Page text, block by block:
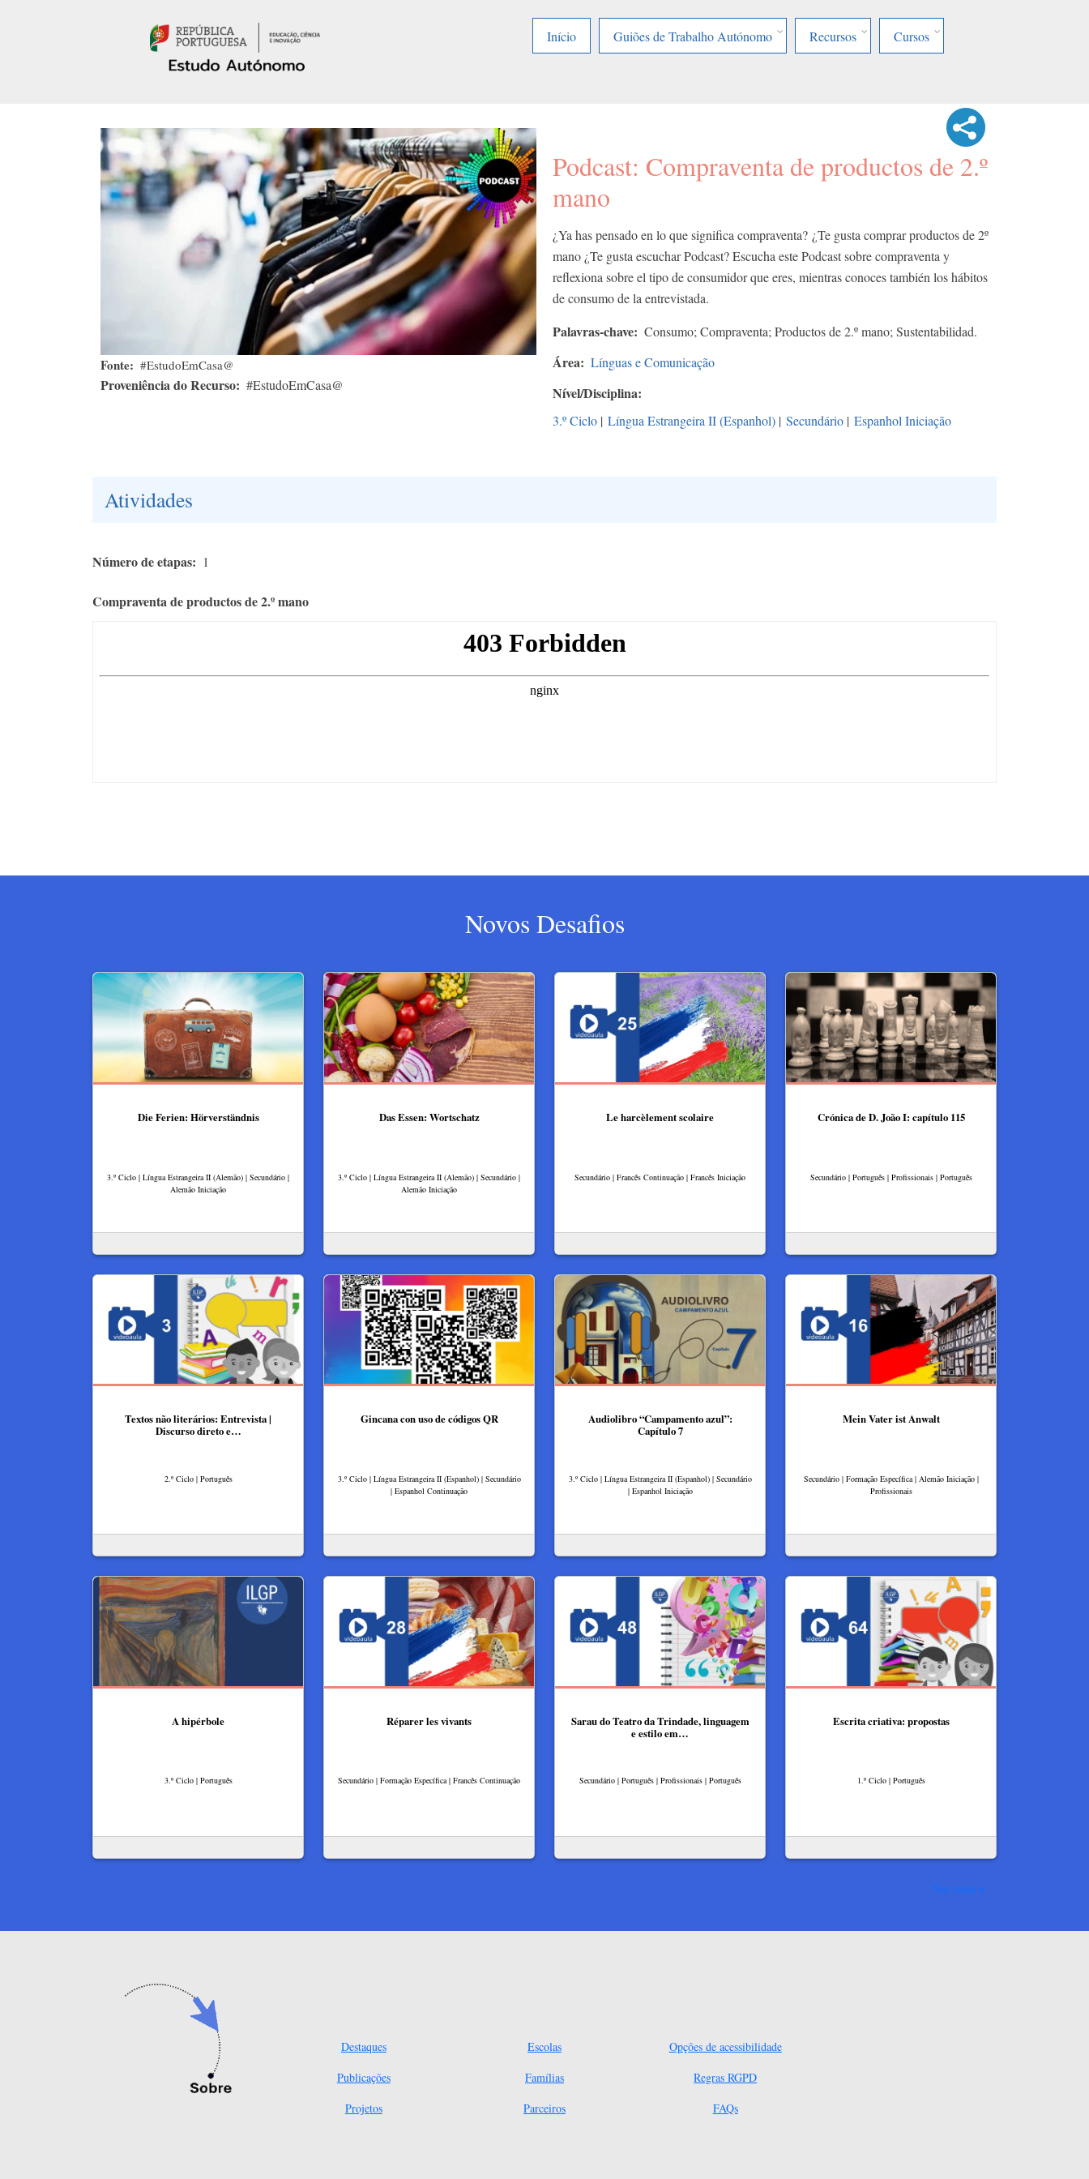
Início
Guiões de Trabalho Autónomo Recursos Cursos
Fonte #EstudoEmCasa@
Proveniência do Recurso #EstudoEmCasa@
Podcast: Compraventa de productos de 2.º
mano
¿Ya has pensado en lo que significa compraventa? ¿Te gusta comprar productos de 2º
mano ¿Te gusta escuchar Podcast? Escucha este Podcast sobre compraventa y
reflexiona sobre el tipo de consumidor que eres, mientras conoces también los hábitos
de consumo de la entrevistada.
Palavras-chave Consumo; Compraventa; Productos de 2.º mano; Sustentabilidad.
Área Línguas e Comunicação
Nível/Disciplina
3.º Ciclo | Língua Estrangeira II (Espanhol) | Secundário | Espanhol Iniciação
Atividades
Número de etapas 1
Compraventa de productos de 2.º mano
Novos Desafios
Die Ferien: Hörverständnis
3.º Ciclo | Língua Estrangeira II (Alemão) | Secundário |
Alemão Iniciação
Das Essen: Wortschatz
3.º Ciclo | Língua Estrangeira II (Alemão) | Secundário |
Alemão Iniciação
Le harcèlement scolaire
Secundário | Francês Continuação | Francês Iniciação
Crónica de D. João I: capítulo 115
Secundário | Português | Profissionais | Português
Textos não literários: Entrevista |
Discurso direto e…
2.º Ciclo | Português
Gincana con uso de códigos QR
3.º Ciclo | Língua Estrangeira II (Espanhol) | Secundário
| Espanhol Continuação
Audiolibro “Campamento azul”:
Capítulo 7
3.º Ciclo | Língua Estrangeira II (Espanhol) | Secundário
| Espanhol Iniciação
Mein Vater ist Anwalt
Secundário | Formação Específica | Alemão Iniciação |
Profissionais
A hipérbole
3.º Ciclo | Português
Réparer les vivants
Secundário | Formação Específica | Francês Continuação
Sarau do Teatro da Trindade, linguagem
e estilo em…
Secundário | Português | Profissionais | Português
Escrita criativa: propostas
1.º Ciclo | Português
Ver mais
Destaques
Publicações
Projetos
Escolas
Famílias
Parceiros
Opções de acessibilidade
Regras RGPD
FAQs